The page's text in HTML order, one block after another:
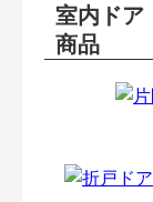
室内ドア
商品